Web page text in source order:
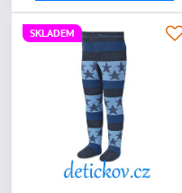
SKLADEM